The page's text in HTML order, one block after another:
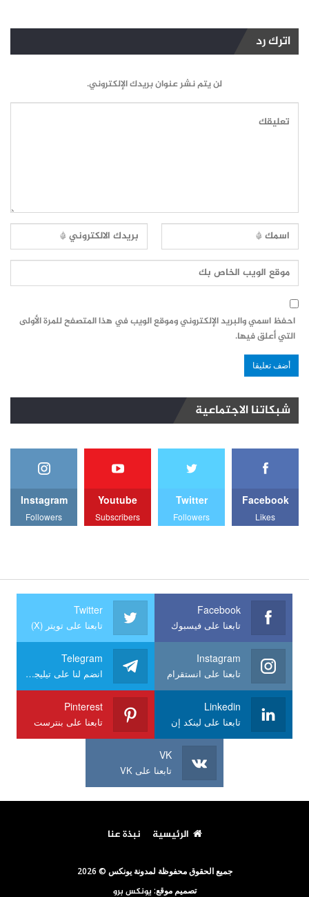
اترك رد
لن يتم نشر عنوان بريدك الإلكتروني.
احفظ اسمي والبريد الإلكتروني وموقع الويب في هذا المتصفح للمرة الأولى
التي أعلق فيها.
شبكاتنا الاجتماعية
Facebook
Likes
Twitter
Followers
Youtube
Subscribers
Instagram
Followers
Facebook
تابعنا على فيسبوك
Twitter
تابعنا على تويتر (X)
Instagram
تابعنا على انستقرام
Telegram
انضم لنا على تيليجرام
Linkedin
تابعنا على لينكد إن
Pinterest
تابعنا على بنترست
VK
تابعنا على VK
الرئيسية نبذة عنا
جميع الحقوق محفوظة لمدونة يونكس © 2026
تصميم موقع: يونكس برو